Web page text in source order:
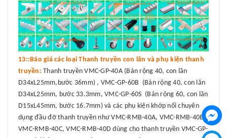
13::Báo giá các loại Thanh truyền con lăn và phụ kiện thanh
truyền: Thanh truyền VMC-GP-40A (Bản rộng 40, con lăn
D34xL25mm,bước 36mm) , VMC-GP-60B (Bản rộng 40, con lăn
D34xL25mm, bước 33.3mm, VMC-GP-60S (Bản rộng 60, con lăn
D15xL45mm, bước 16.7mm) và các phụ kiện khớp nối chuyên
dụng đầu đỡ thanh truyền như VMC-RMB-40A, VMC-RMB-40B,
VMC-RMB-40C, VMC-RMB-40D dùng cho thanh truyền VMC-GP-